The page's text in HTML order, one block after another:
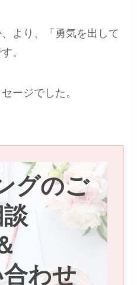
より、「勇気を出して
。
ージでした。
グのご
わせ